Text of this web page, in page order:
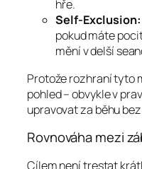
hře.
Self‑Exclusion:
pokud máte
mění v delší
Protože rozhraní tyto
pohled – obvykle v
upravovat za běhu
Rovnováha mezi
Cílem není trestat